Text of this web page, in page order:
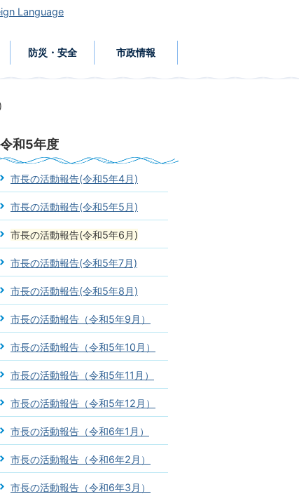
Language
防災・安全 市政情報
令和5年度
市長の活動報告(令和5年4月)
市長の活動報告(令和5年5月)
市長の活動報告(令和5年6月)
市長の活動報告(令和5年7月)
市長の活動報告(令和5年8月)
市長の活動報告（令和5年9月）
市長の活動報告（令和5年10月）
市長の活動報告（令和5年11月）
市長の活動報告（令和5年12月）
市長の活動報告（令和6年1月）
市長の活動報告（令和6年2月）
市長の活動報告（令和6年3月）